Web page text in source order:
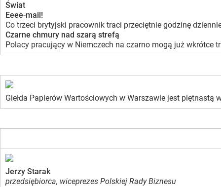
Świat
Eeee-mail!
Co trzeci brytyjski pracownik traci przeciętnie godzinę
Czarne chmury nad szarą strefą
Polacy pracujący w Niemczech na czarno mogą już wkrótce
Giełda Papierów Wartościowych w Warszawie jest piętnastą
Jerzy Starak
przedsiębiorca, wiceprezes Polskiej Rady Biznesu